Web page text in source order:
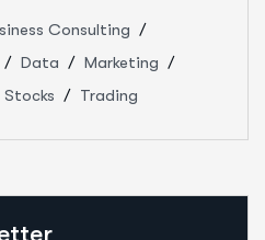
Consulting
Data
Marketing
Stocks Trading